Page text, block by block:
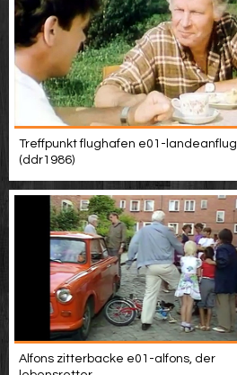
Treffpunkt flughafen e01-landeanflug
(ddr1986)
Alfons zitterbacke e01-alfons, der